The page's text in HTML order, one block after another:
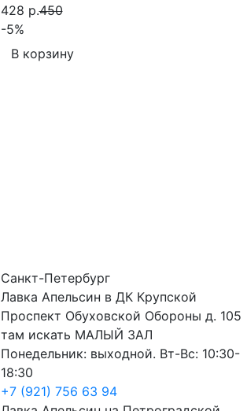
428 р.450
-5%
В корзину
Санкт-Петербург
Лавка Апельсин в ДК Крупской
Проспект Обуховской Обороны д. 105
там искать МАЛЫЙ ЗАЛ
Понедельник: выходной. Вт-Вс: 10:30-
18:30
+7 (921) 756 63 94